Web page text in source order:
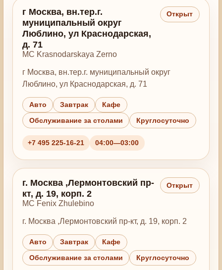
г Москва, вн.тер.г.
муниципальный округ
Люблино, ул Краснодарская,
д. 71
MC Krasnodarskaya Zerno
Открыт
г Москва, вн.тер.г. муниципальный округ
Люблино, ул Краснодарская, д. 71
Авто Завтрак Кафе
Обслуживание за столами Круглосуточно
+7 495 225-16-21 04:00—03:00
г. Москва ,Лермонтовский пр-
кт, д. 19, корп. 2
MC Fenix Zhulebino
Открыт
г. Москва ,Лермонтовский пр-кт, д. 19, корп. 2
Авто Завтрак Кафе
Обслуживание за столами Круглосуточно